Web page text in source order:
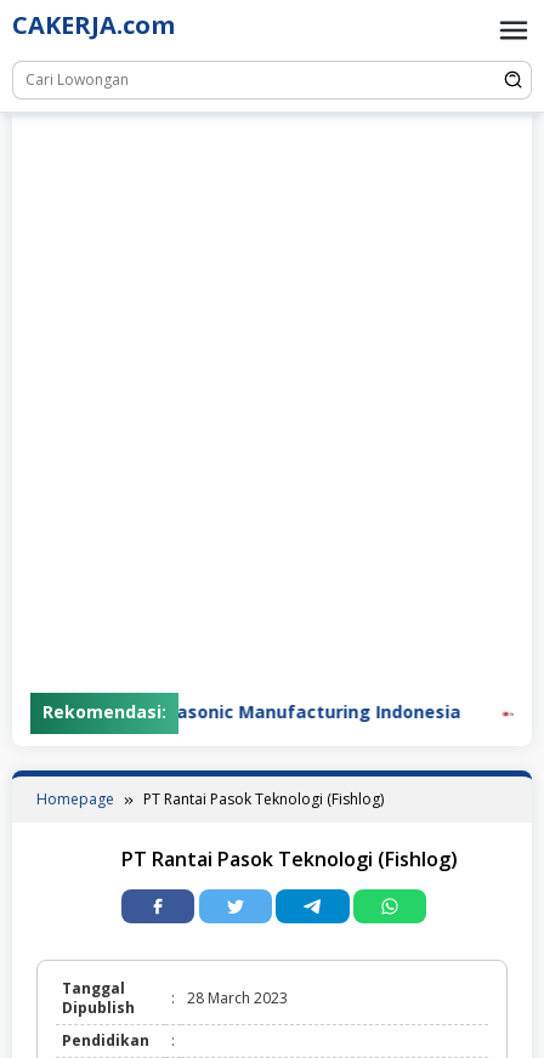
Skip
to
content
CAKERJA.com
Rekomendasi:
PT Panasonic Manufacturing Indonesia PT
Homepage PT Rantai Pasok Teknologi (Fishlog)
PT Rantai Pasok Teknologi (Fishlog)
Tanggal
Dipublish
: 28 March 2023
Pendidikan
: